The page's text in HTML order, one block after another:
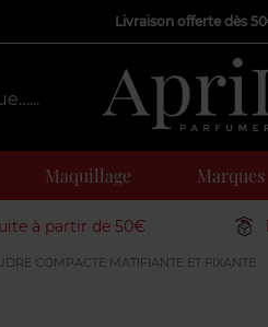
Livraison offerte dès
Maquillage Marques
à partir de 50€
COMPACTE MATIFIANTE ET FIXANTE